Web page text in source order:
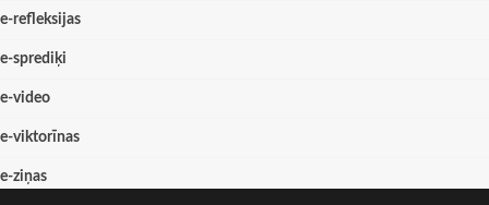
e-refleksijas
e-sprediķi
e-video
e-viktorīnas
e-ziņas